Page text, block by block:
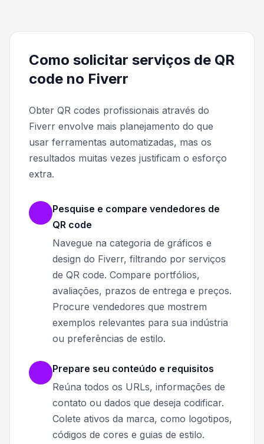
Como solicitar serviços de QR
code no Fiverr
Obter QR codes profissionais através do
Fiverr envolve mais planejamento do que
usar ferramentas automatizadas, mas os
resultados muitas vezes justificam o esforço
extra.
Pesquise e compare vendedores de
QR code
Navegue na categoria de gráficos e
design do Fiverr, filtrando por serviços
de QR code. Compare portfólios,
avaliações, prazos de entrega e preços.
Procure vendedores que mostrem
exemplos relevantes para sua indústria
ou preferências de estilo.
Prepare seu conteúdo e requisitos
Reúna todos os URLs, informações de
contato ou dados que deseja codificar.
Colete ativos da marca, como logotipos,
códigos de cores e guias de estilo.